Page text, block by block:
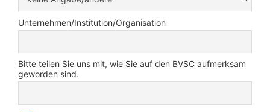
Unternehmen/Institution/Organisation
Bitte teilen Sie uns mit, wie Sie auf den BVSC aufmerksam
geworden sind.